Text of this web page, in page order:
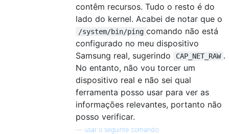
contêm recursos. Tudo o resto é do
lado do kernel. Acabei de notar que o
/system/bin/ping comando não está
configurado no meu dispositivo
Samsung real, sugerindo
CAP_NET_RAW .
No entanto, não vou torcer um
dispositivo real e não sei qual
ferramenta posso usar para ver as
informações relevantes, portanto não
posso verificar.
usar o seguinte comando